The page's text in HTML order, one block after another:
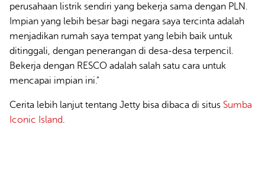
perusahaan listrik sendiri yang bekerja sama dengan PLN.
Impian yang lebih besar bagi negara saya tercinta adalah
menjadikan rumah saya tempat yang lebih baik untuk
ditinggali, dengan penerangan di desa-desa terpencil.
Bekerja dengan RESCO adalah salah satu cara untuk
mencapai impian ini."
Cerita lebih lanjut tentang Jetty bisa dibaca di situs Sumba
Iconic Island.